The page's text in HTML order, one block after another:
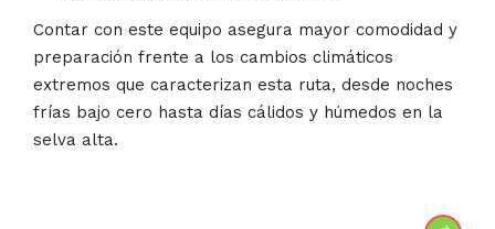
Contar con este equipo asegura mayor comodidad y
preparación frente a los cambios climáticos
extremos que caracterizan esta ruta, desde noches
frías bajo cero hasta días cálidos y húmedos en la
selva alta.